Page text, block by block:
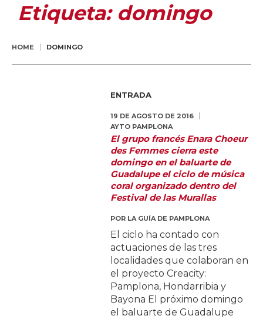
Etiqueta: domingo
HOME DOMINGO
ENTRADA
19 DE AGOSTO DE 2016
AYTO PAMPLONA
El grupo francés Enara Choeur
des Femmes cierra este
domingo en el baluarte de
Guadalupe el ciclo de música
coral organizado dentro del
Festival de las Murallas
POR LA GUÍA DE PAMPLONA
El ciclo ha contado con
actuaciones de las tres
localidades que colaboran en
el proyecto Creacity:
Pamplona, Hondarribia y
Bayona El próximo domingo
el baluarte de Guadalupe